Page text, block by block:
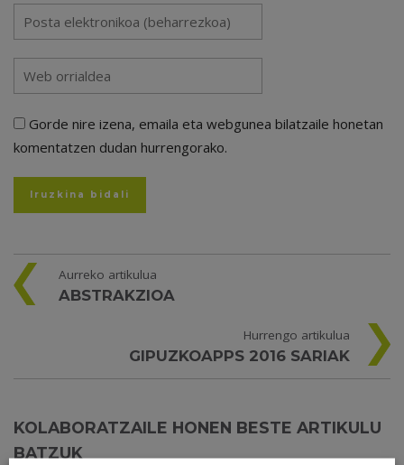
Gorde nire izena, emaila eta webgunea bilatzaile honetan
komentatzen dudan hurrengorako.
Aurreko artikulua
ABSTRAKZIOA
Hurrengo artikulua
GIPUZKOAPPS 2016 SARIAK
KOLABORATZAILE HONEN BESTE ARTIKULU
BATZUK